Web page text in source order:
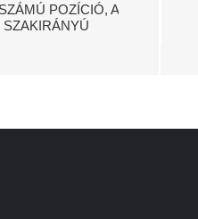
POZÍCIÓ, A